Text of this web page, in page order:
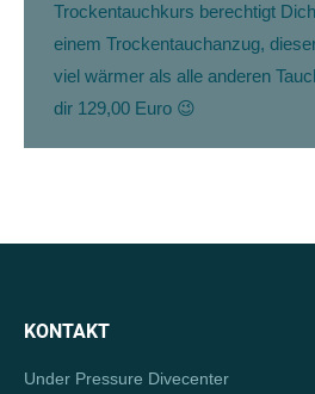
Trockentauchkurs berechtigt
einem Trockentauchanzug,
viel wärmer als alle anderen
dir 129,00 Euro 😉
KONTAKT
Under Pressure Divecenter